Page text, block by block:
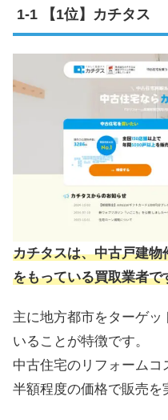
【1位】カチタス
カチタスは、中古戸建
をもっている買取業者で
主に地方都市をターゲ
いることが特徴です。
中古住宅のリフォーム
半額程度の価格で販売を